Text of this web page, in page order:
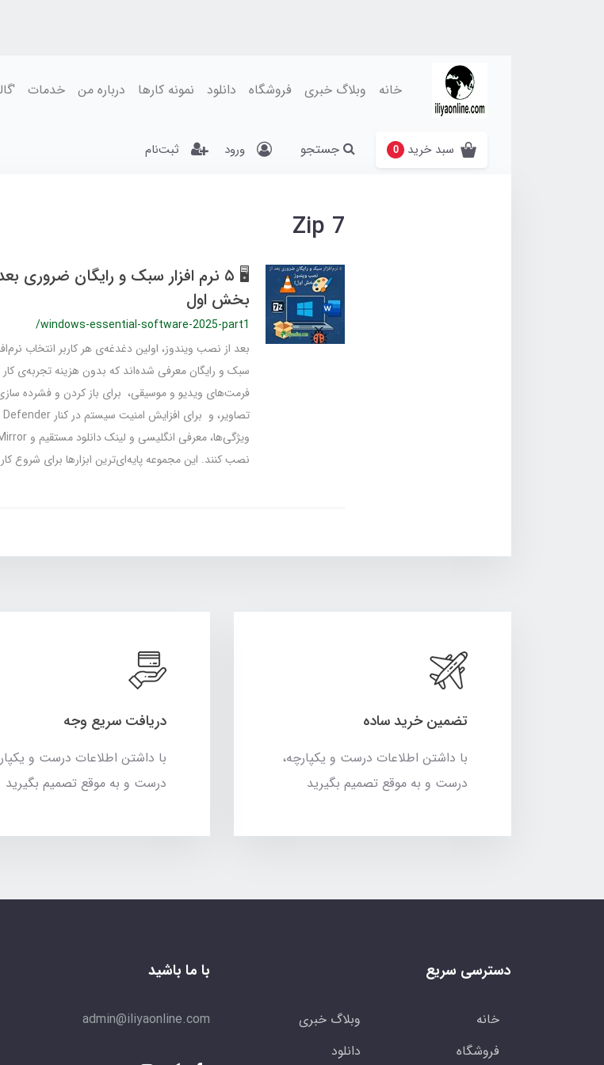
خانه وبلاگ خبری فروشگاه دانلود نمونه کارها درباره من خدمات
سبد خرید 0 جستجو ورود ثبت‌نام
7 Zip
بخش اول
/windows-essential-software-2025-part1
سبک و رایگان معرفی شده‌اند که بدون هزینه تجربه‌ی
فرمت‌های ویدیو و موسیقی، برای باز کردن و فشرده‌
نصب کنند. این مجموعه پایه‌ای‌ترین ابزارها برای
تضمین خرید ساده
با داشتن اطلاعات درست و یکپارچه،
درست و به موقع تصمیم بگیرید
دریافت سریع وجه
با داشتن اطلاعات درست و
درست و به موقع تصمیم بگیرید
دسترسی سریع
خانه
وبلاگ خبری
فروشگاه
دانلود
با ما باشید
admin@iliyaonline.com